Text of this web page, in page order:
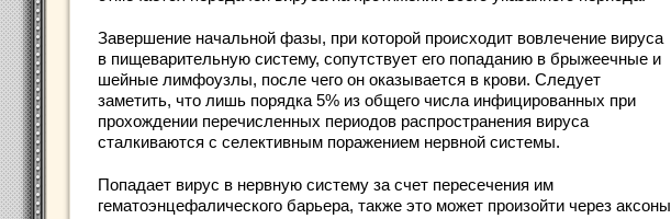
Завершение начальной фазы, при которой происходит вовлечение вируса
в пищеварительную систему, сопутствует его попаданию в брыжеечные и
шейные лимфоузлы, после чего он оказывается в крови. Следует
заметить, что лишь порядка 5% из общего числа инфицированных при
прохождении перечисленных периодов распространения вируса
сталкиваются с селективным поражением нервной системы.
Попадает вирус в нервную систему за счет пересечения им
гематоэнцефалического барьера, также это может произойти через аксоны